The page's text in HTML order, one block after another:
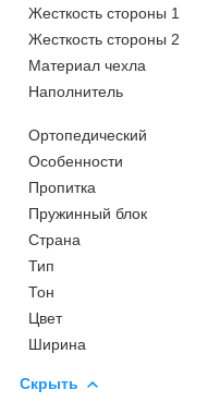
Жесткость стороны 1
Жесткость стороны 2
Материал чехла
Наполнитель
Ортопедический
Особенности
Пропитка
Пружинный блок
Страна
Тип
Тон
Цвет
Ширина
Скрыть